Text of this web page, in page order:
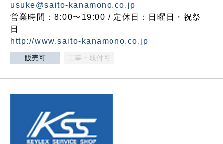
usuke@saito-kanamono.co.jp
営業時間：8:00〜19:00 / 定休日：日曜日・祝祭
日
http://www.saito-kanamono.co.jp
販売可 工事・取付可